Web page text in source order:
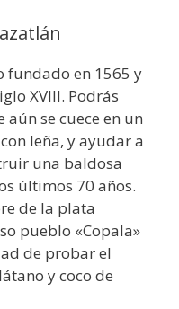
fundado en 1565 y
XVIII. Podrás
se cuece en un
leña, y ayudar a
una baldosa
últimos 70 años.
de la plata
pueblo «Copala»
de probar el
y coco de